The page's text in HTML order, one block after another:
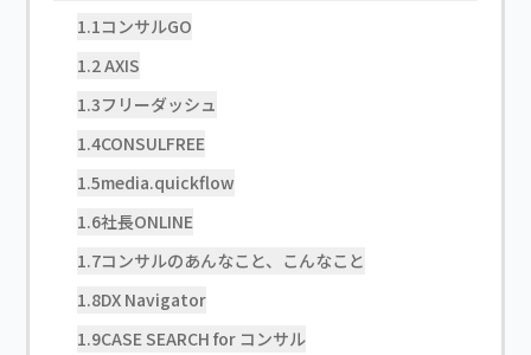
1.1コンサルGO
1.2AXIS
1.3フリーダッシュ
1.4CONSULFREE
1.5media.quickflow
1.6社長ONLINE
1.7コンサルのあんなこと、こんなこと
1.8DX Navigator
1.9CASE SEARCH for コンサル